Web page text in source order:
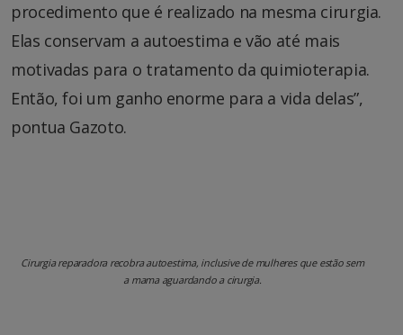
procedimento que é realizado na mesma cirurgia.
Elas conservam a autoestima e vão até mais
motivadas para o tratamento da quimioterapia.
Então, foi um ganho enorme para a vida delas”,
pontua Gazoto.
Cirurgia reparadora recobra autoestima, inclusive de mulheres que estão sem
a mama aguardando a cirurgia.